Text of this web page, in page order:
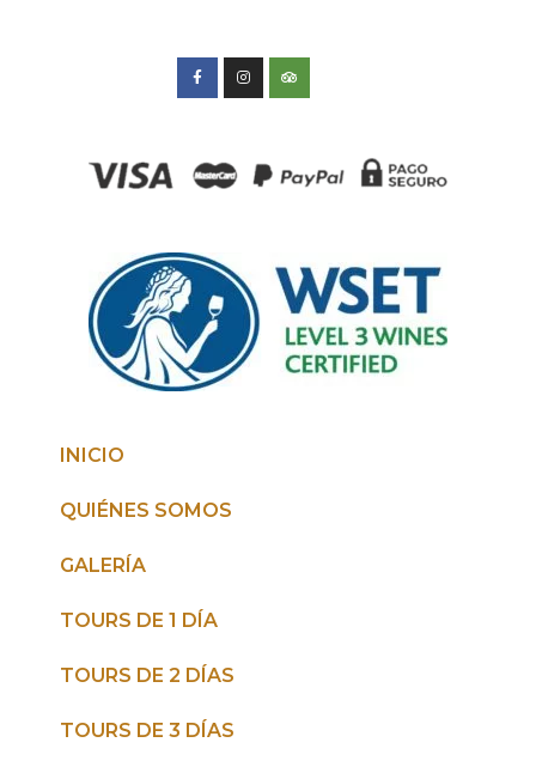
INICIO
QUIÉNES SOMOS
GALERÍA
TOURS DE 1 DÍA
TOURS DE 2 DÍAS
TOURS DE 3 DÍAS